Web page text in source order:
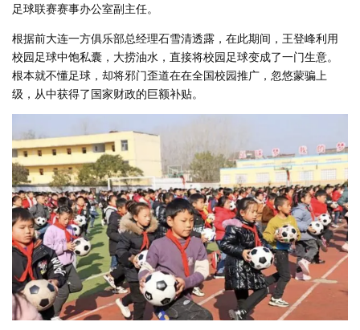
足球联赛赛事办公室副主任。
根据前大连一方俱乐部总经理石雪清透露，在此期间，王登峰利用
校园足球中饱私囊，大捞油水，直接将校园足球变成了一门生意。
根本就不懂足球，却将邪门歪道在在全国校园推广，忽悠蒙骗上
级，从中获得了国家财政的巨额补贴。